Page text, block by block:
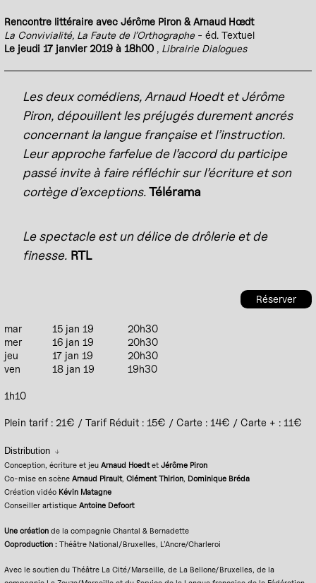
Rencontre littéraire avec Jérôme Piron & Arnaud Hœdt
La Convivialité, La Faute de l’Orthographe- éd. Textuel
Le jeudi 17 janvier 2019 à 18h00, Librairie Dialogues
Les deux comédiens, Arnaud Hoedt et Jérôme
Piron, dépouillent les préjugés durement ancrés
concernant la langue française et l’instruction.
Leur approche farfelue de l’accord du participe
passé invite à faire réfléchir sur l’écriture et son
cortège d’exceptions.Télérama
Le spectacle est un délice de drôlerie et de
finesse. RTL
Réserver
mar 15 jan 19
20h30
mer
16 jan 19
20h30
jeu
17 jan 19
20h30
ven
18 jan 19 19h30
1h10
Plein tarif : 21€ / Tarif Réduit : 15€ / Carte : 14€ / Carte + : 11€
Distribution
Conception, écriture et jeuArnaud HoedtetJérôme Piron
Co-mise en scèneArnaud Pirault,Clément Thirion, Dominique Bréda
Création vidéo Kévin Matagne
Conseiller artistiqueAntoine Defoort
Une création de la compagnie Chantal & Bernadette
Coproduction : Théâtre National/Bruxelles, L’Ancre/Charleroi
Avec le soutien du Théâtre La Cité/Marseille, de La Bellone/Bruxelles, de la